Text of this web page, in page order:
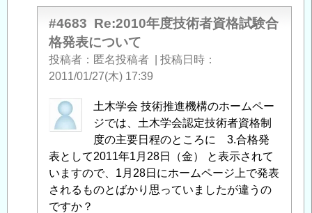
よ
る
「2010
年
度
術
者
格
試
験
合
#4683 Re:2010年度技術者資格試験合
格発表について
投稿者 匿名投稿者
投稿日時
2011/01/27(木) 17:39
匿
名
稿
者
に
よ
土木学会 技術推進機構のホームペー
ジでは、土木学会認定技術者資格制
度の主要日程のところに 3.合格発
表として2011年1月28日（金） と表示されて
いますので、1月28日にホームページ上で発表
されるものとばかり思っていましたが違うの
ですか？